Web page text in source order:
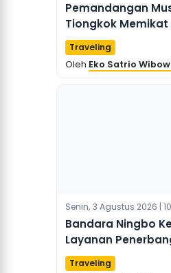
Pemandangan
Tiongkok Memikat
dengan Air Terjun,
Rumput, dan
Pegunungan
Traveling
Oleh Eko Satrio
Senin, 3 Agustus 2026 |
Bandara Ningbo
Layanan
Penumpang
Traveling